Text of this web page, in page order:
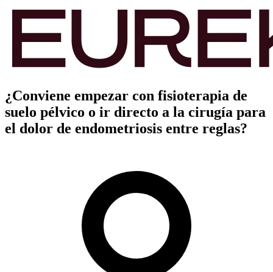
¿Conviene empezar con fisioterapia de
suelo pélvico o ir directo a la cirugía para
el dolor de endometriosis entre reglas?